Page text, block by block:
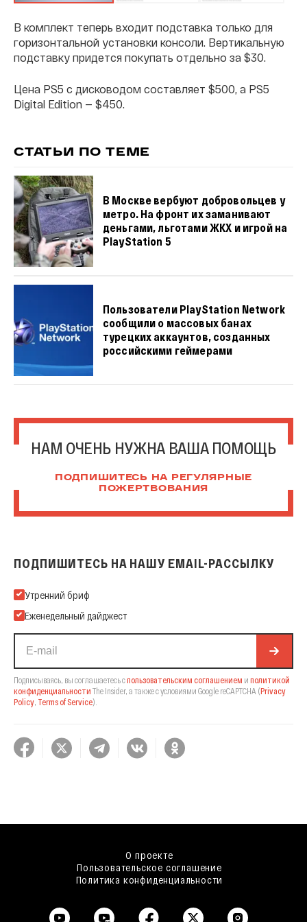
В комплект теперь входит подставка только для
горизонтальной установки консоли. Вертикальную
подставку придется покупать отдельно за $30.
Цена PS5 с дисководом составляет $500, а PS5
Digital Edition — $450.
СТАТЬИ ПО ТЕМЕ
В Москве вербуют добровольцев у
метро. На фронт их заманивают
деньгами, льготами ЖКХ и игрой на
PlayStation 5
Пользователи PlayStation Network
сообщили о массовых банах
турецких аккаунтов, созданных
российскими геймерами
НАМ ОЧЕНЬ НУЖНА ВАША ПОМОЩЬ
ПОДПИШИТЕСЬ НА РЕГУЛЯРНЫЕ
ПОЖЕРТВОВАНИЯ
ПОДПИШИТЕСЬ НА НАШУ EMAIL-РАССЫЛКУ
Подпишитесь на нашу Email-рассылку
Утренний бриф
Еженедельный дайджест
Подписываясь, вы соглашаетесь спользовательским соглашением и политикой
конфиденциальности The Insider, а также с условиями Google reCAPTCHA (Privacy
Policy Terms of Service).
О проекте
Пользовательское соглашение
Политика конфиденциальности